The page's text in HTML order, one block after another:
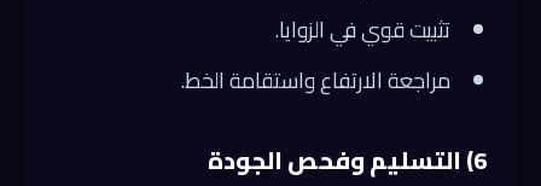
تثبيت قوي في الزوايا.
مراجعة الارتفاع واستقامة الخط.
6) التسليم وفحص الجودة